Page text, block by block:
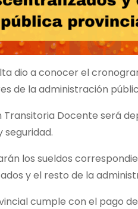
dio a conocer el
de la administración
Docente será
seguridad.
los sueldos
y el resto de la
cumple con el pago